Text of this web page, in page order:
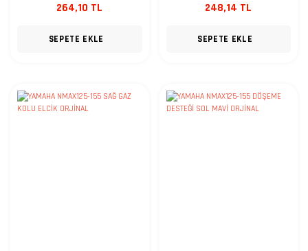
264,10 TL
SEPETE EKLE
248,14 TL
SEPETE EKLE